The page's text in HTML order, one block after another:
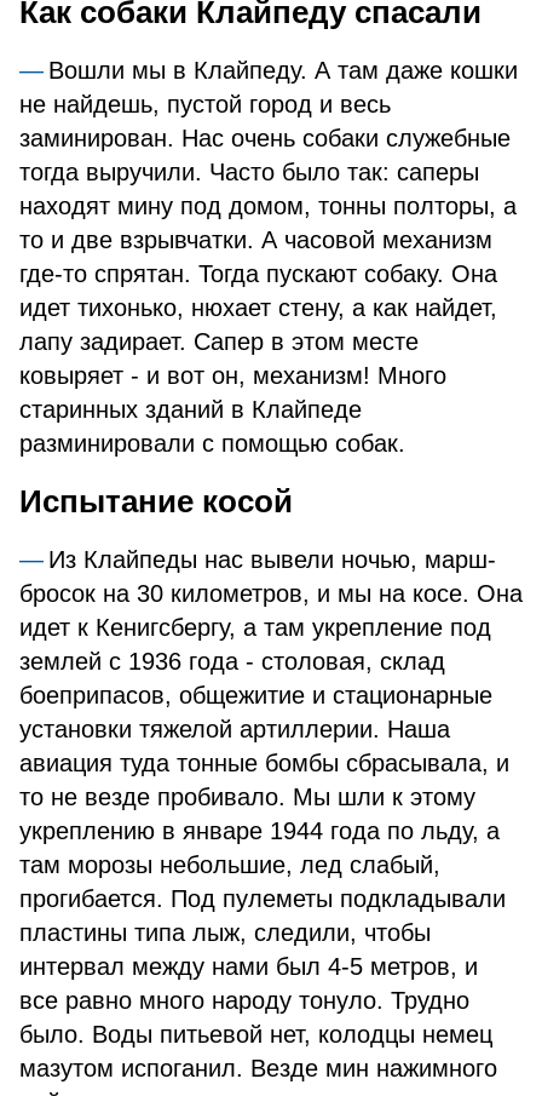
Как собаки Клайпеду спасали
Вошли мы в Клайпеду. А там даже кошки
не найдешь, пустой город и весь
заминирован. Нас очень собаки служебные
тогда выручили. Часто было так: саперы
находят мину под домом, тонны полторы, а
то и две взрывчатки. А часовой механизм
где-то спрятан. Тогда пускают собаку. Она
идет тихонько, нюхает стену, а как найдет,
лапу задирает. Сапер в этом месте
ковыряет - и вот он, механизм! Много
старинных зданий в Клайпеде
разминировали с помощью собак.
Испытание косой
Из Клайпеды нас вывели ночью, марш-
бросок на 30 километров, и мы на косе. Она
идет к Кенигсбергу, а там укрепление под
землей с 1936 года - столовая, склад
боеприпасов, общежитие и стационарные
установки тяжелой артиллерии. Наша
авиация туда тонные бомбы сбрасывала, и
то не везде пробивало. Мы шли к этому
укреплению в январе 1944 года по льду, а
там морозы небольшие, лед слабый,
прогибается. Под пулеметы подкладывали
пластины типа лыж, следили, чтобы
интервал между нами был 4-5 метров, и
все равно много народу тонуло. Трудно
было. Воды питьевой нет, колодцы немец
мазутом испоганил. Везде мин нажимного